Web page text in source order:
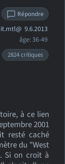
Répondre
9.6.2013
âge: 36-49
2824 critiques
à ce lien
2001
resté caché
du "West
Si on croit à